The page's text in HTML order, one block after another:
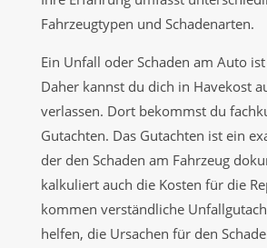
Fahrzeugtypen und Schadenarten.
Ein Unfall oder Schaden am Auto
Daher kannst du dich in Havekost
verlassen. Dort bekommst du
Gutachten. Das Gutachten ist ein
der den Schaden am Fahrzeug
kalkuliert auch die Kosten für die
kommen verständliche
helfen, die Ursachen für den